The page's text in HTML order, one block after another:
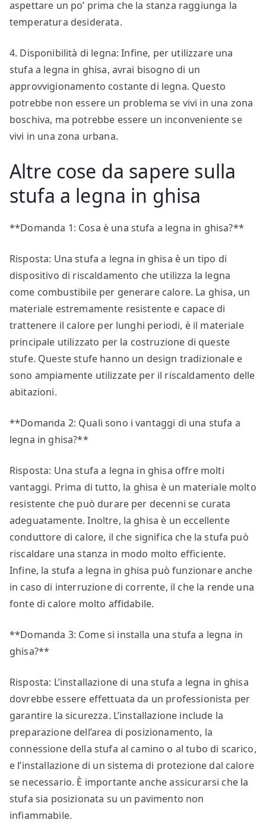
aspettare un po’ prima che la stanza raggiunga la
temperatura desiderata.
4. Disponibilità di legna: Infine, per utilizzare una
stufa a legna in ghisa, avrai bisogno di un
approvvigionamento costante di legna. Questo
potrebbe non essere un problema se vivi in una zona
boschiva, ma potrebbe essere un inconveniente se
vivi in una zona urbana.
Altre cose da sapere sulla
stufa a legna in ghisa
**Domanda 1: Cosa è una stufa a legna in ghisa?**
Risposta: Una stufa a legna in ghisa è un tipo di
dispositivo di riscaldamento che utilizza la legna
come combustibile per generare calore. La ghisa, un
materiale estremamente resistente e capace di
trattenere il calore per lunghi periodi, è il materiale
principale utilizzato per la costruzione di queste
stufe. Queste stufe hanno un design tradizionale e
sono ampiamente utilizzate per il riscaldamento delle
abitazioni.
**Domanda 2: Quali sono i vantaggi di una stufa a
legna in ghisa?**
Risposta: Una stufa a legna in ghisa offre molti
vantaggi. Prima di tutto, la ghisa è un materiale molto
resistente che può durare per decenni se curata
adeguatamente. Inoltre, la ghisa è un eccellente
conduttore di calore, il che significa che la stufa può
riscaldare una stanza in modo molto efficiente.
Infine, la stufa a legna in ghisa può funzionare anche
in caso di interruzione di corrente, il che la rende una
fonte di calore molto affidabile.
**Domanda 3: Come si installa una stufa a legna in
ghisa?**
Risposta: L’installazione di una stufa a legna in ghisa
dovrebbe essere effettuata da un professionista per
garantire la sicurezza. L’installazione include la
preparazione dell’area di posizionamento, la
connessione della stufa al camino o al tubo di scarico,
e l’installazione di un sistema di protezione dal calore
se necessario. È importante anche assicurarsi che la
stufa sia posizionata su un pavimento non
infiammabile.